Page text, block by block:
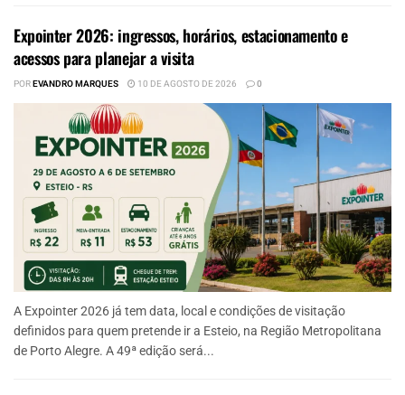
Expointer 2026: ingressos, horários, estacionamento e
acessos para planejar a visita
POREVANDRO MARQUES 10 DE AGOSTO DE 2026 0
A Expointer 2026 já tem data, local e condições de visitação
definidos para quem pretende ir a Esteio, na Região Metropolitana
de Porto Alegre. A 49ª edição será...